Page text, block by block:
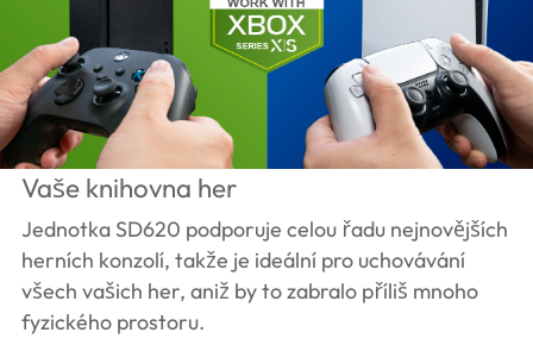
Vaše knihovna her
Jednotka SD620 podporuje celou řadu nejnovějších
herních konzolí, takže je ideální pro uchovávání
všech vašich her, aniž by to zabralo příliš mnoho
fyzického prostoru.